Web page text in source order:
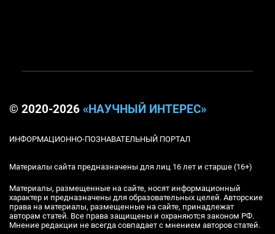
© 2020-2026 «НАУЧНЫЙ ИНТЕРЕС»
ИНФОРМАЦИОННО-ПОЗНАВАТЕЛЬНЫЙ ПОРТАЛ
Материалы сайта предназначены для лиц 16 лет и старше (16+)
Материалы, размещенные на сайте, носят информационный
характер и предназначены для образовательных целей. Авторские
права на материалы, размещенные на сайте, принадлежат
авторам статей. Все права защищены и охраняются законом РФ.
Мнение редакции не всегда совпадает с мнением авторов статей.